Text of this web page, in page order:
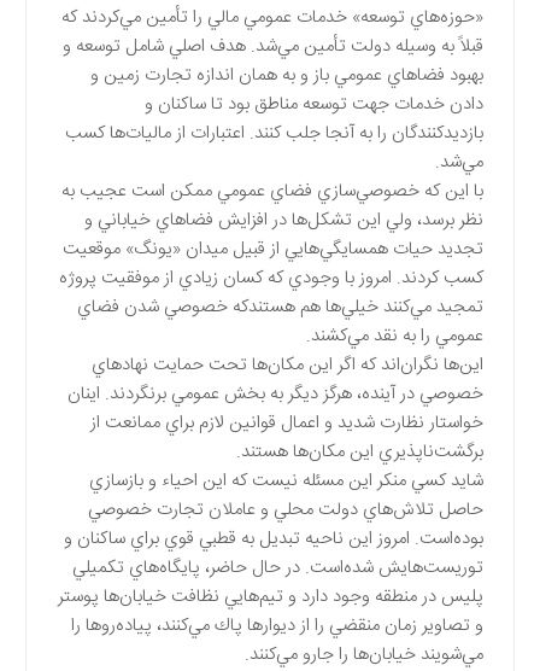
«حوزه‌هاي توسعه» خدمات عمومي مالي را تأمين مي‌كردند كه
قبلاً به وسيله دولت تأمين مي‌شد. هدف اصلي شامل توسعه و
بهبود فضاهاي عمومي باز و به همان اندازه تجارت زمين و
دادن خدمات جهت توسعه مناطق بود تا ساكنان و
بازديدكنندگان را به آنجا جلب كنند. اعتبارات از ماليات‌ها كسب
مي‌شد.
با اين كه خصوصي‌سازي فضاي عمومي ممكن است عجيب به
نظر برسد، ولي اين تشكل‌ها در افزايش فضاهاي خياباني و
تجديد حيات همسايگي‌هايي از قبيل ميدان «يونگ» موقعيت
كسب كردند. امروز با وجودي كه كسان زيادي از موفقيت پروژه
تمجيد مي‌كنند خيلي‌ها هم هستندكه خصوصي شدن فضاي
عمومي را به نقد مي‌كشند.
اين‌ها نگران‌اند كه اگر اين مكان‌ها تحت حمايت نهادهاي
خصوصي در آينده، هرگز ديگر به بخش عمومي برنگردند. اينان
خواستار نظارت شديد و اعمال قوانين لازم براي ممانعت از
برگشت‌ناپذيري اين مكان‌ها هستند.
شايد كسي منكر اين مسئله نيست كه اين احياء و بازسازي
حاصل تلاش‌هاي دولت محلي و عاملان تجارت خصوصي
بوده‌است. امروز اين ناحيه تبديل به قطبي قوي براي ساكنان و
توريست‌هايش شده‌است. در حال حاضر، پايگاه‌هاي تكميلي
پليس در منطقه وجود دارد و تيم‌هايي نظافت‌ خيابان‌ها پوستر
و تصاوير زمان منقضي را از ديوارها پاك مي‌كنند، پياده‌روها را
مي‌شويند خيابان‌ها را جارو مي‌كنند.